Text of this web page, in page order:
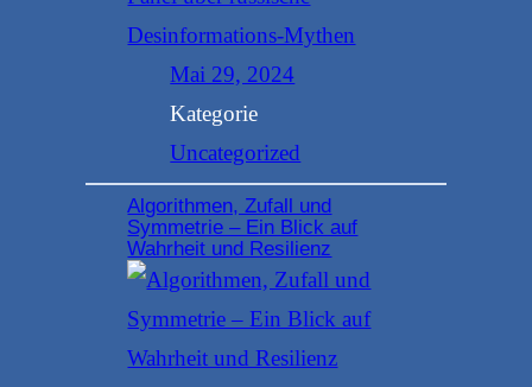
Mai 29, 2024
Kategorie
Uncategorized
Algorithmen, Zufall und
Symmetrie – Ein Blick auf
Wahrheit und Resilienz